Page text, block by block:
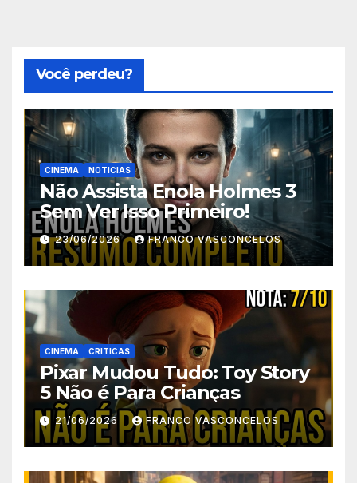
Você perdeu?
CINEMA NOTICIAS
Não Assista Enola Holmes 3
Sem Ver Isso Primeiro!
23/06/2026 FRANCO VASCONCELOS
CINEMA CRITICAS
Pixar Mudou Tudo: Toy Story
5 Não é Para Crianças
21/06/2026 FRANCO VASCONCELOS